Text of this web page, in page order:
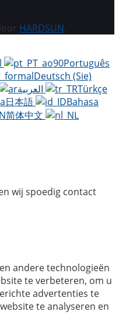
HARDSUN.
Português
Deutsch (Sie)
Türkçe
日本語
Bahasa
简体中文
wij spoedig contact
andere technologieën
te verbeteren, om u
advertenties te
te analyseren en